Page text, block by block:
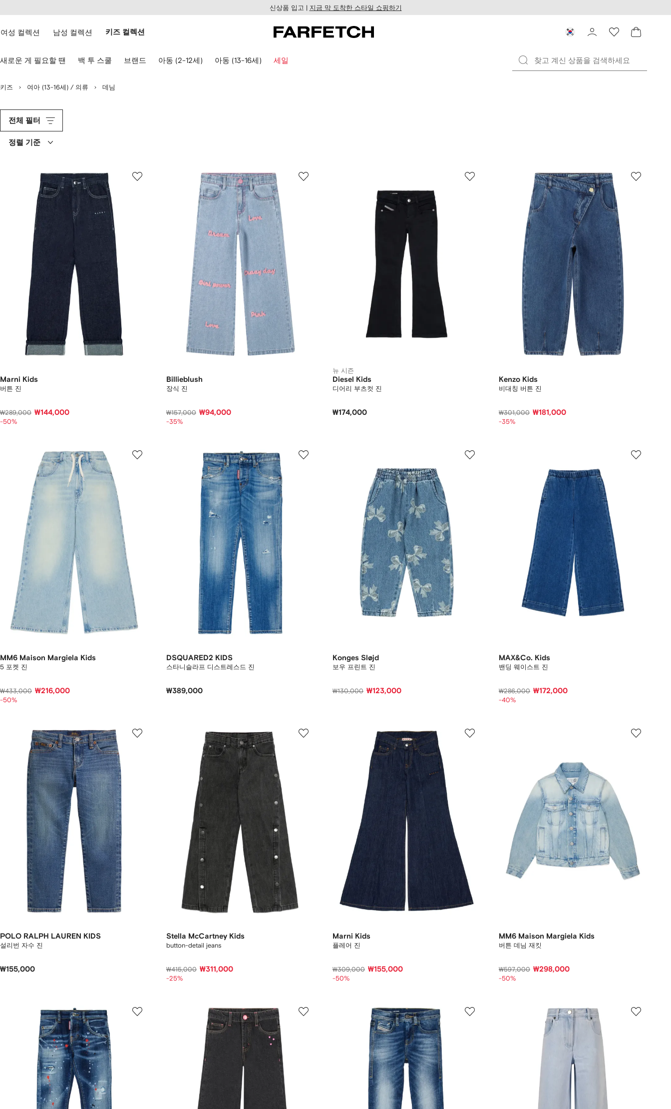
건
너
기
웹
근
신상품 입고 | 지금 막 도착한 스타일 쇼핑하기
여성 컬렉션 남성 컬렉션 키즈 컬렉션
새로운 게 필요할 땐 백 투 스쿨 브랜드 아동 (2-12세) 아동 (13-16세) 세일
키즈 여아 (13-16세) / 의류 데님
전체 필터
정렬 기준
Marni Kids
버튼 진
₩289,000 ₩144,000
-50%
Billieblush
장식 진
₩157,000 ₩94,000
-35%
뉴 시즌
Diesel Kids
디어리 부츠컷 진
₩174,000
Kenzo Kids
비대칭 버튼 진
₩301,000 ₩181,000
-35%
MM6 Maison Margiela Kids
5 포켓 진
₩433,000 ₩216,000
-50%
DSQUARED2 KIDS
스타니슬라프 디스트레스드 진
₩389,000
Konges Sløjd
보우 프린트 진
₩130,000 ₩123,000
MAX&Co. Kids
밴딩 웨이스트 진
₩286,000 ₩172,000
-40%
POLO RALPH LAUREN KIDS
설리번 자수 진
₩155,000
Stella McCartney Kids
button-detail jeans
₩415,000 ₩311,000
-25%
Marni Kids
플레어 진
₩309,000 ₩155,000
-50%
MM6 Maison Margiela Kids
버튼 데님 재킷
₩597,000 ₩298,000
-50%